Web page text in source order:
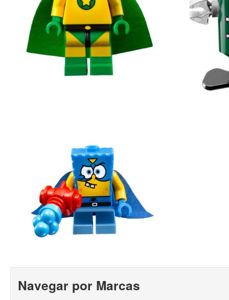
Navegar por Marcas